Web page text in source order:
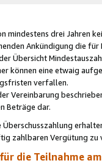
mindestens drei Jahren
Ankündigung die
Übersicht
können eine etwaig
verfallen.
Vereinbarung
Beträge dar.
zahlbaren Vergütung zu
die Teilnahme